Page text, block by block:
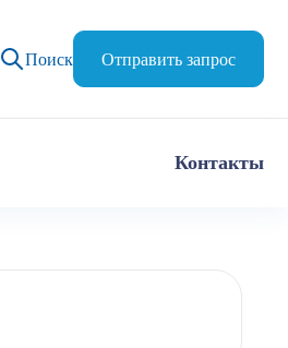
Поиск Отправить запрос
Контакты